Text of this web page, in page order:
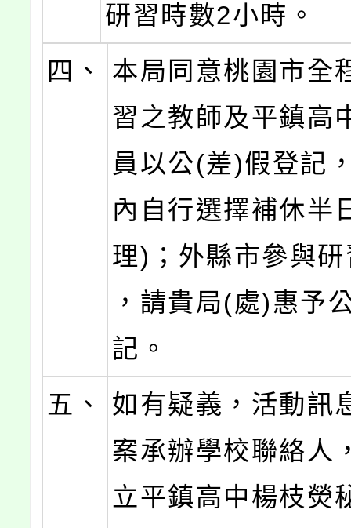
研習時數2小時。
四、
本局同意桃園市全
習之教師及平鎮高
員以公(差)假登記
內自行選擇補休半
理)；外縣市參與
，請貴局(處)惠予
記。
五、
如有疑義，活動訊
案承辦學校聯絡人
立平鎮高中楊枝熒